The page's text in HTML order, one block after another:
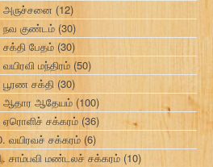
அருச்சனை (12)
நவ குண்டம் (30)
பேதம் (30)
மந்திரம் (50)
சக்தி (30)
ஆதார ஆதேயம் (100)
ஏரொளிச் சக்கரம் (36)
வயிரவச் சக்கரம் (6)
சாம்பவி மண்டலச் சக்கரம் (10)